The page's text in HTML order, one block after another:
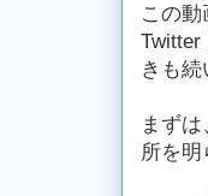
この
Twitter
きも続
まず
所を明